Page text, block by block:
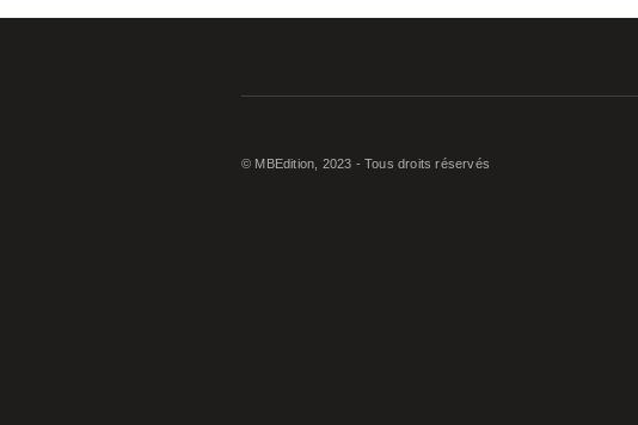
© MBEdition, 2023 - Tous droits réservés